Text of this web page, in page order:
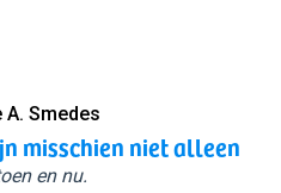
A. Smedes
misschien niet alleen
en nu.